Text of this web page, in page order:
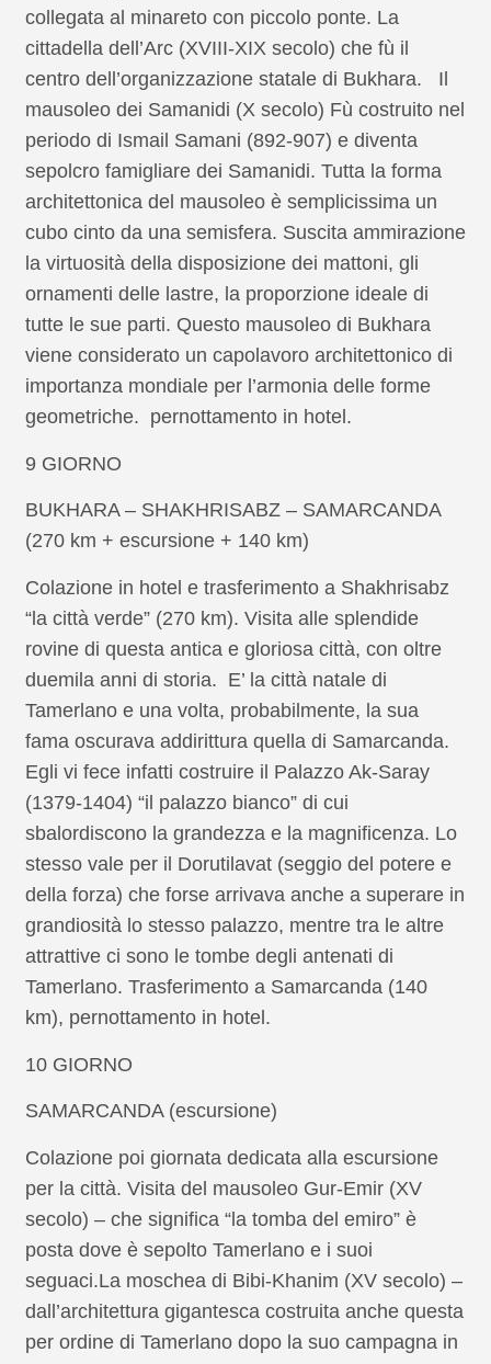
collegata al minareto con piccolo ponte. La
cittadella dell’Arc (XVIII-XIX secolo) che fù il
centro dell’organizzazione statale di Bukhara. Il
mausoleo dei Samanidi (X secolo) Fù costruito nel
periodo di Ismail Samani (892-907) e diventa
sepolcro famigliare dei Samanidi. Tutta la forma
architettonica del mausoleo è semplicissima un
cubo cinto da una semisfera. Suscita ammirazione
la virtuosità della disposizione dei mattoni, gli
ornamenti delle lastre, la proporzione ideale di
tutte le sue parti. Questo mausoleo di Bukhara
viene considerato un capolavoro architettonico di
importanza mondiale per l’armonia delle forme
geometriche. pernottamento in hotel.
9 GIORNO
BUKHARA – SHAKHRISABZ – SAMARCANDA
(270 km + escursione + 140 km)
Colazione in hotel e trasferimento a Shakhrisabz
“la città verde” (270 km). Visita alle splendide
rovine di questa antica e gloriosa città, con oltre
duemila anni di storia. E’ la città natale di
Tamerlano e una volta, probabilmente, la sua
fama oscurava addirittura quella di Samarcanda.
Egli vi fece infatti costruire il Palazzo Ak-Saray
(1379-1404) “il palazzo bianco” di cui
sbalordiscono la grandezza e la magnificenza. Lo
stesso vale per il Dorutilavat (seggio del potere e
della forza) che forse arrivava anche a superare in
grandiosità lo stesso palazzo, mentre tra le altre
attrattive ci sono le tombe degli antenati di
Tamerlano. Trasferimento a Samarcanda (140
km), pernottamento in hotel.
10 GIORNO
SAMARCANDA (escursione)
Colazione poi giornata dedicata alla escursione
per la città. Visita del mausoleo Gur-Emir (XV
secolo) – che significa “la tomba del emiro” è
posta dove è sepolto Tamerlano e i suoi
seguaci.La moschea di Bibi-Khanim (XV secolo) –
dall’architettura gigantesca costruita anche questa
per ordine di Tamerlano dopo la suo campagna in